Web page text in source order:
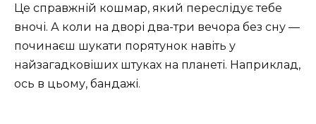
Це справжній кошмар, який переслідує тебе
вночі. А коли на дворі два-три вечора без сну —
починаєш шукати порятунок навіть у
найзагадковіших штуках на планеті. Наприклад,
ось в цьому, бандажі.